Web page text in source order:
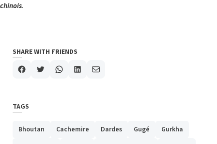
chinois.
SHARE WITH FRIENDS
TAGS
Bhoutan Cachemire Dardes Gugé
Gurkha